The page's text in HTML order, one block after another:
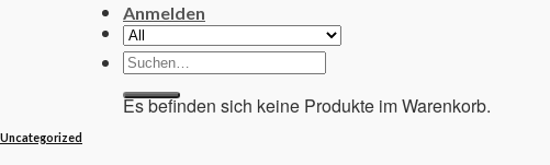
Anmelden
Warenkorb
Es befinden sich keine Produkte im Warenkorb.
Suchen
nach:
Uncategorized